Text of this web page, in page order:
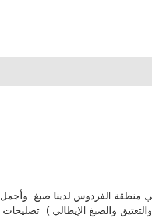
الفردوس لدينا صبغ
والصبغ الإيطالي ) تصليحات